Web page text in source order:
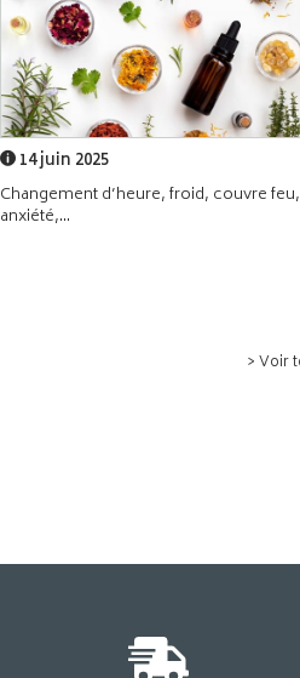
14 juin 2025
Changement d’heure, froid, couvre feu,
anxiété,...
> Voir